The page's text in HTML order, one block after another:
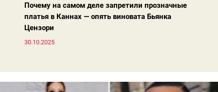
Почему на самом деле запретили прозначные
платья в Каннах — опять виновата Бьянка
Цензори
30.10.2025